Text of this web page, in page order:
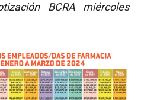
BCRA miércoles